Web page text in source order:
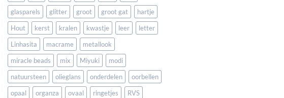
glasparels
glitter groot groot gat
hartje
Hout
kerst kralen kwastje leer
letter
Linhasita
macrame
metallook
miracle beads
mix Miyuki
modi
natuursteen
olieglans onderdelen
oorbellen
opaal
organza ovaal ringetjes
RVS